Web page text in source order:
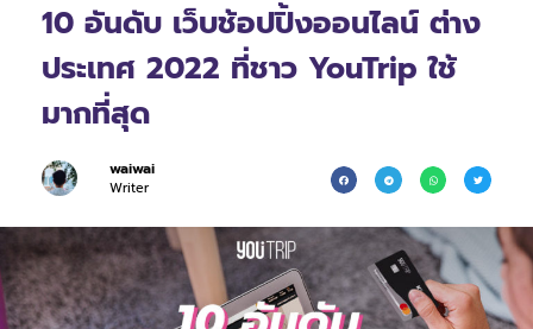
10 อันดับ เว็บช้อปปิ้งออนไลน์ ต่าง
ประเทศ 2022 ที่ชาว YouTrip ใช้
มากที่สุด
waiwai
Writer